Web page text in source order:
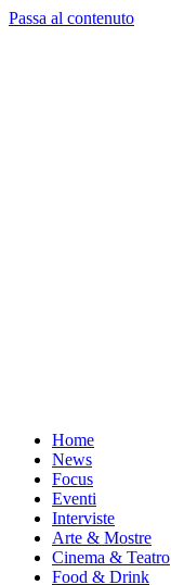
Passa al contenuto
Home
News
Focus
Eventi
Interviste
Arte & Mostre
Cinema & Teatro
Food & Drink